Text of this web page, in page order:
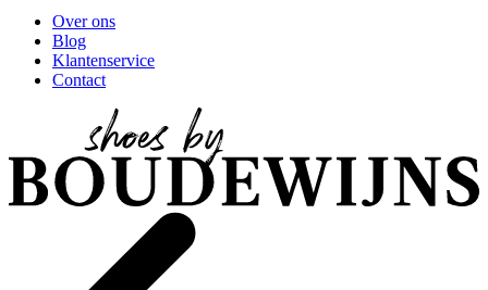
Over ons
Blog
Klantenservice
Contact